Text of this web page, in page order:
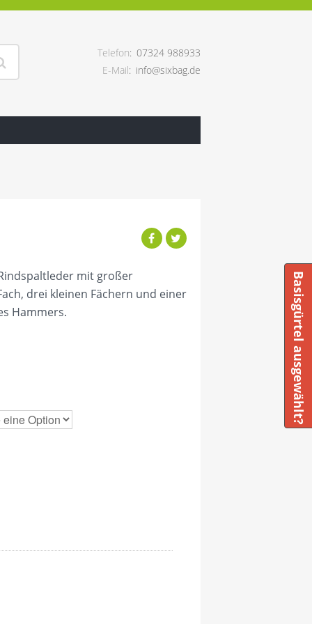
Telefon 07324 988933
E-Mail
info@sixbag.de
mit großer
drei kleinen Fächern und einer
Hammers.
Basisgürtel ausgewählt?